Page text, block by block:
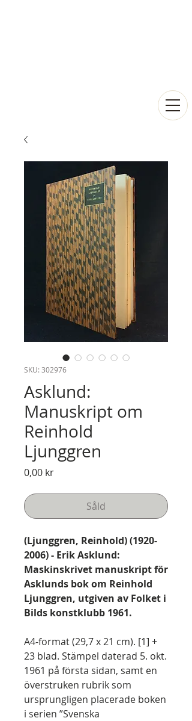
SKU: 302976
Asklund:
Manuskript om
Reinhold
Ljunggren
0,00 krPris
Såld
(Ljunggren, Reinhold) (1920-
2006) - Erik Asklund:
Maskinskrivet manuskript för
Asklunds bok om Reinhold
Ljunggren, utgiven av Folket i
Bilds konstklubb 1961.
A4-format (29,7 x 21 cm). [1] +
23 blad. Stämpel daterad 5. okt.
1961 på första sidan, samt en
överstruken rubrik som
ursprungligen placerade boken
i serien ”Svenska